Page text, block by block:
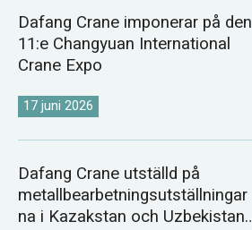
Dafang Crane imponerar på den
11:e Changyuan International
Crane Expo
17 juni 2026
Dafang Crane utställd på
metallbearbetningsutställningar
na i Kazakstan och Uzbekistan